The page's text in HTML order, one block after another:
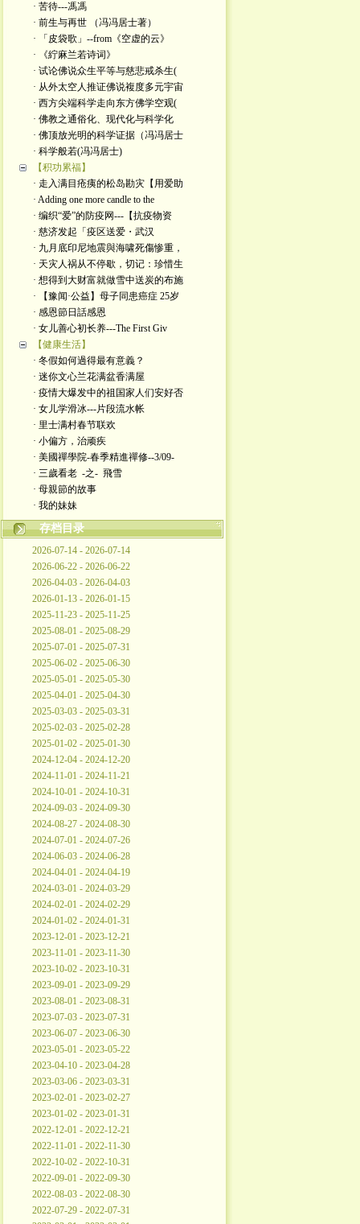
· 苦待---馮馮
· 前生与再世 （冯冯居士著）
· 「皮袋歌」--from《空虚的云》
· 《紵麻兰若诗词》
· 试论佛说众生平等与慈悲戒杀生(
· 从外太空人推证佛说複度多元宇宙
· 西方尖端科学走向东方佛学空观(
· 佛教之通俗化、现代化与科学化
· 佛顶放光明的科学证据（冯冯居士
· 科学般若(冯冯居士)
【积功累福】
· 走入满目疮痍的松岛勘灾【用爱助
· Adding one more candle to the
· 编织“爱”的防疫网---【抗疫物资
· 慈济发起「疫区送爱・武汉
· 九月底印尼地震與海啸死傷惨重，
· 天灾人祸从不停歇，切记：珍惜生
· 想得到大财富就做雪中送炭的布施
· 【豫闻·公益】母子同患癌症 25岁
· 感恩節日話感恩
· 女儿善心初长养---The First Giv
【健康生活】
· 冬假如何過得最有意義？
· 迷你文心兰花满盆香满屋
· 疫情大爆发中的祖国家人们安好否
· 女儿学滑冰---片段流水帐
· 里士满村春节联欢
· 小偏方，治顽疾
· 美國禪學院-春季精進禪修--3/09-
· 三歲看老 -之- 飛雪
· 母親節的故事
· 我的妹妹
存档目录
2026-07-14 - 2026-07-14
2026-06-22 - 2026-06-22
2026-04-03 - 2026-04-03
2026-01-13 - 2026-01-15
2025-11-23 - 2025-11-25
2025-08-01 - 2025-08-29
2025-07-01 - 2025-07-31
2025-06-02 - 2025-06-30
2025-05-01 - 2025-05-30
2025-04-01 - 2025-04-30
2025-03-03 - 2025-03-31
2025-02-03 - 2025-02-28
2025-01-02 - 2025-01-30
2024-12-04 - 2024-12-20
2024-11-01 - 2024-11-21
2024-10-01 - 2024-10-31
2024-09-03 - 2024-09-30
2024-08-27 - 2024-08-30
2024-07-01 - 2024-07-26
2024-06-03 - 2024-06-28
2024-04-01 - 2024-04-19
2024-03-01 - 2024-03-29
2024-02-01 - 2024-02-29
2024-01-02 - 2024-01-31
2023-12-01 - 2023-12-21
2023-11-01 - 2023-11-30
2023-10-02 - 2023-10-31
2023-09-01 - 2023-09-29
2023-08-01 - 2023-08-31
2023-07-03 - 2023-07-31
2023-06-07 - 2023-06-30
2023-05-01 - 2023-05-22
2023-04-10 - 2023-04-28
2023-03-06 - 2023-03-31
2023-02-01 - 2023-02-27
2023-01-02 - 2023-01-31
2022-12-01 - 2022-12-21
2022-11-01 - 2022-11-30
2022-10-02 - 2022-10-31
2022-09-01 - 2022-09-30
2022-08-03 - 2022-08-30
2022-07-29 - 2022-07-31